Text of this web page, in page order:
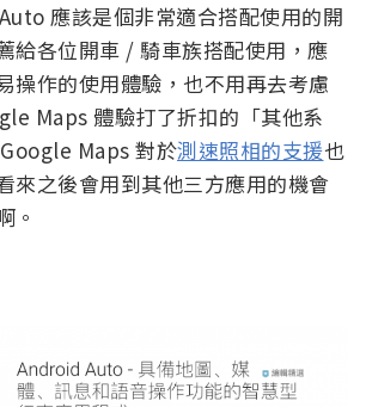
應該是個非常適合搭配使用的開
給各位開車 / 騎車族搭配使用，應
操作的使用體驗，也不用再去考慮
Maps 體驗打了折扣的「其他系
Maps 對於測速照相的支援也
來之後會用到其他三方應用的機會
。